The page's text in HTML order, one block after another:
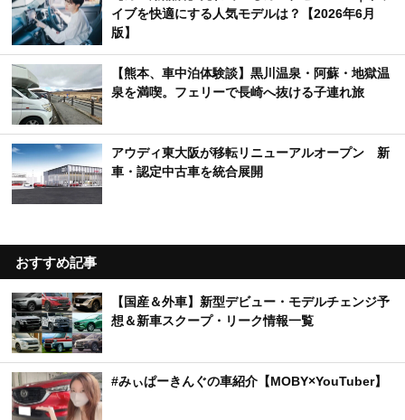
イブを快適にする人気モデルは？【2026年6月
版】
【熊本、車中泊体験談】黒川温泉・阿蘇・地獄温
泉を満喫。フェリーで長崎へ抜ける子連れ旅
アウディ東大阪が移転リニューアルオープン 新
車・認定中古車を統合展開
おすすめ記事
【国産＆外車】新型デビュー・モデルチェンジ予
想＆新車スクープ・リーク情報一覧
#みぃぱーきんぐの車紹介【MOBY×YouTuber】